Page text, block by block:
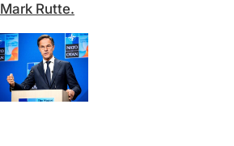
Mark Rutte.